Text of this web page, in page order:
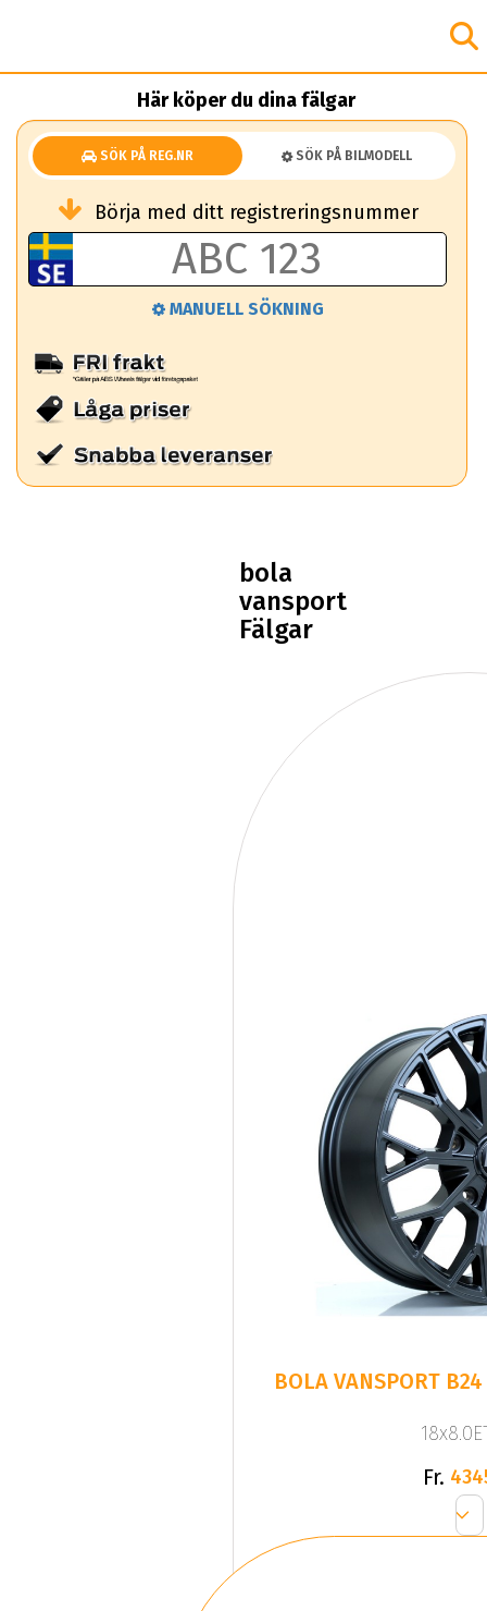
Här köper du dina fälgar
SÖK PÅ REG.NR SÖK PÅ BILMODELL
Börja med ditt registreringsnummer
MANUELL SÖKNING
bola
vansport
Fälgar
BOLA VANSPORT
Fr.